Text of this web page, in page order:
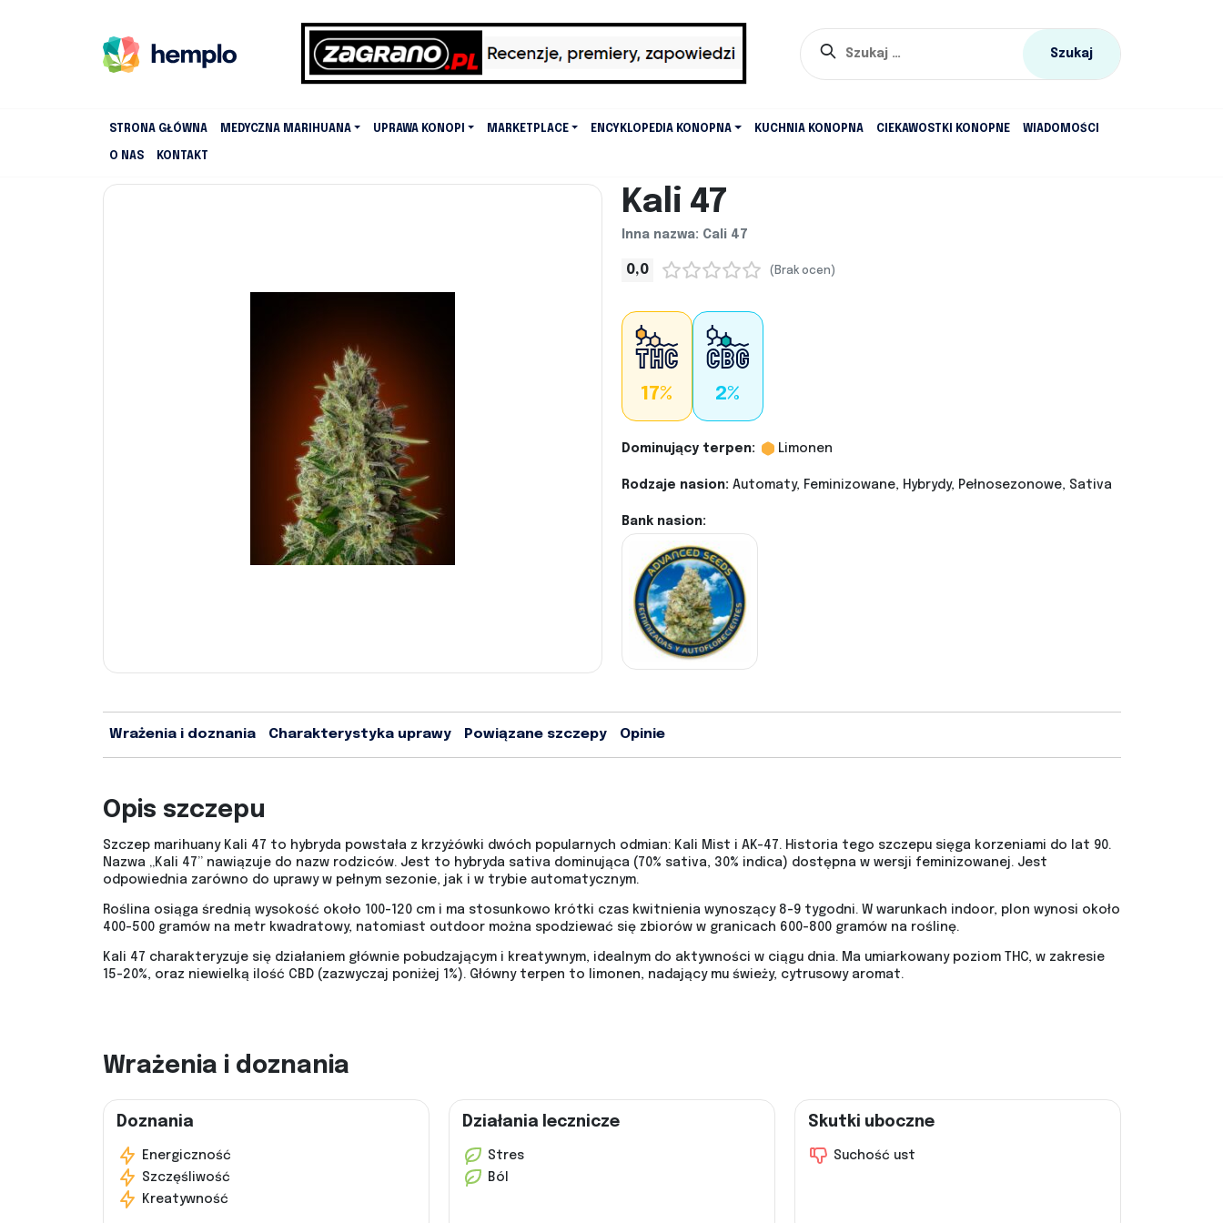
STRONA GŁÓWNA MEDYCZNA MARIHUANA UPRAWA KONOPI MARKETPLACE ENCYKLOPEDIA KONOPNA KUCHNIA KONOPNA CIEKAWOSTKI KONOPNE WIADOMOŚCI
O NAS KONTAKT
Kali 47
Inna nazwa: Cali 47
0,0 (Brak ocen)
17% 2%
Dominujący terpen: Limonen
Rodzaje nasion: Automaty, Feminizowane, Hybrydy, Pełnosezonowe, Sativa
Bank nasion:
Wrażenia i doznania Charakterystyka uprawy Powiązane szczepy Opinie
Opis szczepu
Szczep marihuany Kali 47 to hybryda powstała z krzyżówki dwóch popularnych odmian: Kali Mist i AK-47. Historia tego szczepu sięga korzeniami do lat 90.
Nazwa „Kali 47” nawiązuje do nazw rodziców. Jest to hybryda sativa dominująca (70% sativa, 30% indica) dostępna w wersji feminizowanej. Jest
odpowiednia zarówno do uprawy w pełnym sezonie, jak i w trybie automatycznym.
Roślina osiąga średnią wysokość około 100-120 cm i ma stosunkowo krótki czas kwitnienia wynoszący 8-9 tygodni. W warunkach indoor, plon wynosi około
400-500 gramów na metr kwadratowy, natomiast outdoor można spodziewać się zbiorów w granicach 600-800 gramów na roślinę.
Kali 47 charakteryzuje się działaniem głównie pobudzającym i kreatywnym, idealnym do aktywności w ciągu dnia. Ma umiarkowany poziom THC, w zakresie
15-20%, oraz niewielką ilość CBD (zazwyczaj poniżej 1%). Główny terpen to limonen, nadający mu świeży, cytrusowy aromat.
Wrażenia i doznania
Doznania
Energiczność
Szczęśliwość
Kreatywność
Działania lecznicze
Stres
Ból
Skutki uboczne
Suchość ust